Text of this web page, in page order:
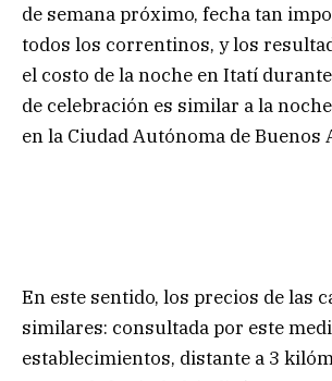
de semana próximo, fecha tan
todos los correntinos, y los
el costo de la noche en Itatí
de celebración es similar a la
en la Ciudad Autónoma de Buenos
En este sentido, los precios de las
similares: consultada por este
establecimientos, distante a 3